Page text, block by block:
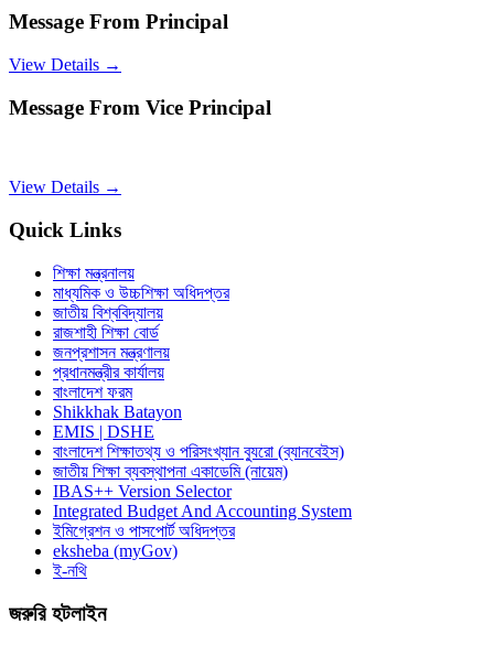
Message From Principal
View Details →
Message From Vice Principal
View Details →
Quick Links
শিক্ষা মন্ত্রনালয়
মাধ্যমিক ও উচ্চশিক্ষা অধিদপ্তর
জাতীয় বিশ্ববিদ্যালয়
রাজশাহী শিক্ষা বোর্ড
জনপ্রশাসন মন্ত্রণালয়
প্রধানমন্ত্রীর কার্যালয়
বাংলাদেশ ফরম
Shikkhak Batayon
EMIS | DSHE
বাংলাদেশ শিক্ষাতথ্য ও পরিসংখ্যান ব্যুরো (ব্যানবেইস)
জাতীয় শিক্ষা ব্যবস্থাপনা একাডেমি (নায়েম)
IBAS++ Version Selector
Integrated Budget And Accounting System
ইমিগ্রেশন ও পাসপোর্ট অধিদপ্তর
eksheba (myGov)
ই-নথি
জরুরি হটলাইন